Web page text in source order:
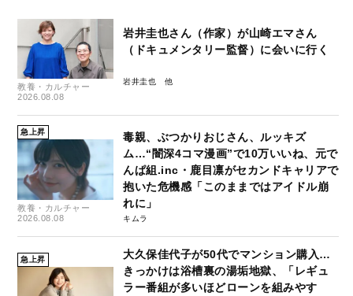
教養・カルチャー
2026.08.08
岩井圭也さん（作家）が山崎エマさん
（ドキュメンタリー監督）に会いに行く
岩井圭也
急上昇
教養・カルチャー
2026.08.08
毒親、ぶつかりおじさん、ルッキズ
ム…“闇深4コマ漫画”で10万いいね、元で
んぱ組.inc・鹿目凛がセカンドキャリアで
抱いた危機感「このままではアイドル崩
れに」
キムラ
急上昇
大久保佳代子が50代でマンション購入…
きっかけは浴槽裏の湯垢地獄、「レギュ
ラー番組が多いほどローンを組みやす